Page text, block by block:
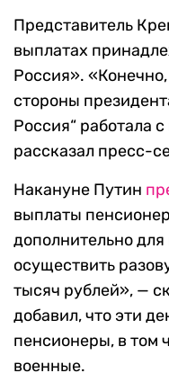
Представитель
выплатах
Россия».
стороны
Россия“ работала
рассказал пресс-
Накануне Путин
выплаты
дополнительно
осуществить
тысяч рублей», —
добавил, что эти
пенсионеры, в том
военные.